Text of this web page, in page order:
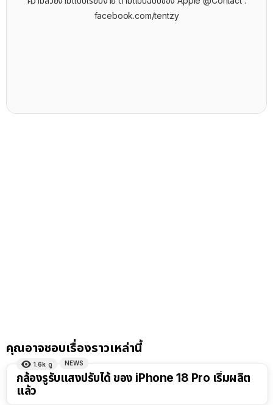
facebook.com/tentzy
คุณอาจชอบเรื่องราวเหล่านี้
1.6k ดู NEWS
กล้องรูรับแสงปรับได้ ของ iPhone 18 Pro เริ่มผลิต
แล้ว